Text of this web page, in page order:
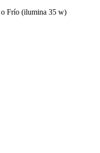
Frío (ilumina 35 w)